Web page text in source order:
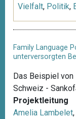
Vielfalt, Politik,
Family Language
unterversorgten
Das Beispiel von
Schweiz -
Projektleitung
Amelia Lambelet,